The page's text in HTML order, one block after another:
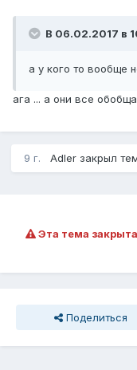
В 06.02.2017 в
а у кого то вообще
ага ... а они все
9 г. Adler закрыл
Эта тема
Поделиться